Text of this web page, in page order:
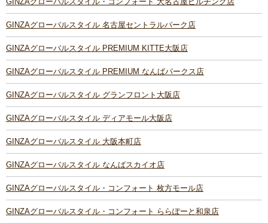
GINZAグローバルスタイル 名古屋セントラルパーク店
GINZAグローバルスタイル PREMIUM KITTE大阪店
GINZAグローバルスタイル PREMIUM なんばパークス店
GINZAグローバルスタイル グランフロント大阪店
GINZAグローバルスタイル ディアモール大阪店
GINZAグローバルスタイル 大阪本町店
GINZAグローバルスタイル なんばスカイオ店
GINZAグローバルスタイル・コンフォート 枚方モール店
GINZAグローバルスタイル・コンフォート ららぽーと和泉店